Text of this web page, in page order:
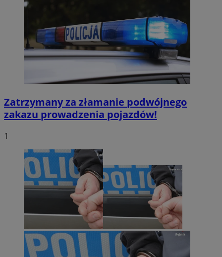
Zatrzymany za złamanie podwójnego
zakazu prowadzenia pojazdów!
1